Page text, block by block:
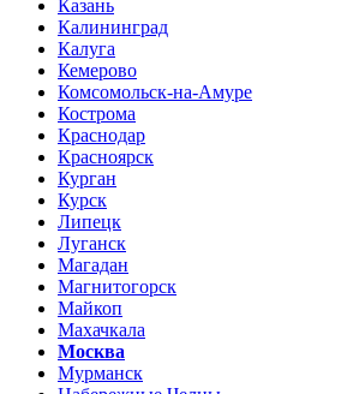
Казань
Калининград
Калуга
Кемерово
Комсомольск-на-Амуре
Кострома
Краснодар
Красноярск
Курган
Курск
Липецк
Луганск
Магадан
Магнитогорск
Майкоп
Махачкала
Москва
Мурманск